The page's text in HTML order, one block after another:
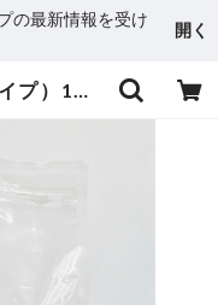
の最新情報を受け
開く
3年熟成天日塩（粒タイプ）1㎏ | 塩と発酵の店『かもすてらす』